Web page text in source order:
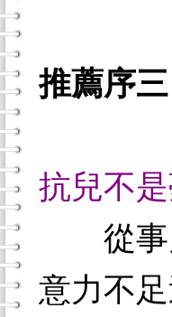
推薦序三
抗兒不
從
意力不